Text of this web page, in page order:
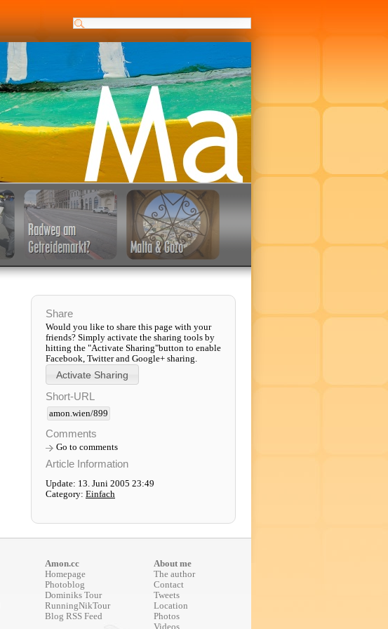
Share
Would you like to share this page with your
friends? Simply activate the sharing tools by
hitting the "Activate Sharing"button to enable
Facebook, Twitter and Google+ sharing.
Short-URL
amon.wien/899
Comments
Go to comments
Article Information
Update: 13. Juni 2005 23:49
Category: Einfach
Amon.cc
Homepage
Photoblog
Dominiks Tour
RunningNikTour
Blog RSS Feed
About me
The author
Contact
Tweets
Location
Photos
Videos